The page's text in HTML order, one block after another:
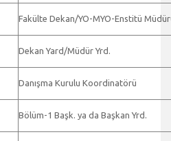
Fakülte Dekan/YO-MYO-Enstitü
Dekan Yard/Müdür Yrd.
Danışma Kurulu Koordinatörü
Bölüm-1 Başk. ya da Başkan Yrd.